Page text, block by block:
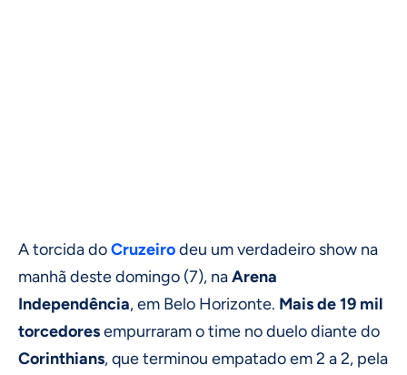
A torcida doCruzeirodeu um verdadeiro show na
manhã deste domingo (7), naArena
Independência, em Belo Horizonte. Mais de 19 mil
torcedoresempurraram o time no duelo diante do
Corinthians, que terminou empatado em 2 a 2, pela